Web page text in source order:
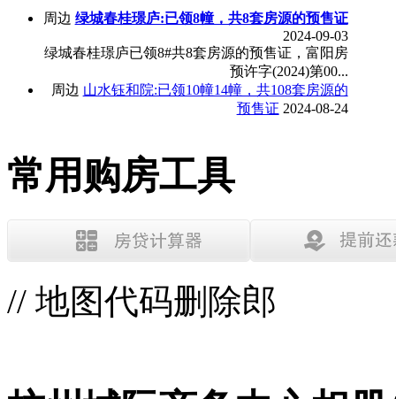
周边 绿城春桂璟庐:已领8幢，共8套房源的预售证
2024-09-03
绿城春桂璟庐已领8#共8套房源的预售证，富阳房
预许字(2024)第00...
周边 山水钰和院:已领10幢14幢，共108套房源的
预售证 2024-08-24
常用购房工具
// 地图代码删除郎